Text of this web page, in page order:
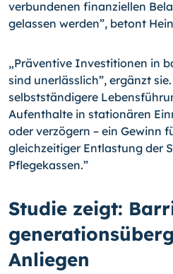
verbundenen finanziellen
gelassen werden”, betont
„Präventive Investitionen in
sind unerlässlich”, ergänzt
selbstständigere
Aufenthalte in stationären
oder verzögern – ein Gewinn
gleichzeitiger Entlastung der
Pflegekassen.”
Studie zeigt:
Anliegen